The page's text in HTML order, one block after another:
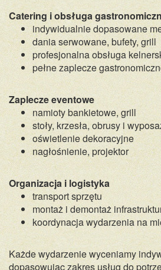
Catering i obsługa
indywidualnie dopasowane
dania serwowane, bufety, grill
profesjonalna obsługa
pełne zaplecze
Zaplecze eventowe
namioty bankietowe, grill
stoły, krzesła, obrusy i
oświetlenie dekoracyjne
nagłośnienie, projektor
Organizacja i logistyka
transport sprzętu
montaż i demontaż
koordynacja wydarzenia na
Każde wydarzenie wyceniamy
dopasowując zakres usług do